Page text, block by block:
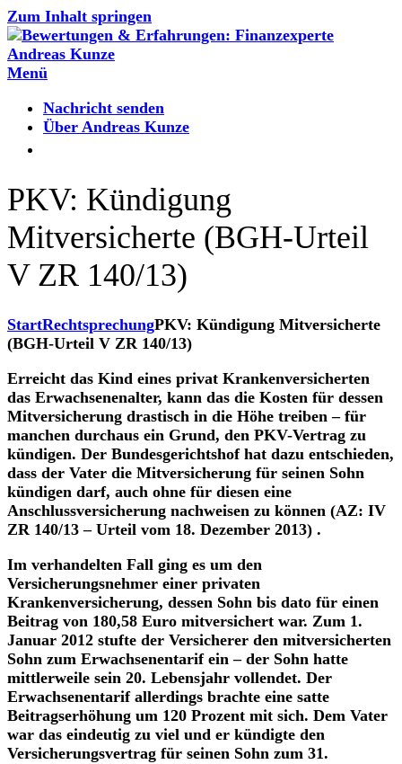
Zum Inhalt springen
Menü
Nachricht senden
Über Andreas Kunze
PKV: Kündigung
Mitversicherte (BGH-Urteil
V ZR 140/13)
StartRechtsprechungPKV: Kündigung Mitversicherte
(BGH-Urteil V ZR 140/13)
Erreicht das Kind eines privat Krankenversicherten
das Erwachsenenalter, kann das die Kosten für dessen
Mitversicherung drastisch in die Höhe treiben – für
manchen durchaus ein Grund, den PKV-Vertrag zu
kündigen. Der Bundesgerichtshof hat dazu entschieden,
dass der Vater die Mitversicherung für seinen Sohn
kündigen darf, auch ohne für diesen eine
Anschlussversicherung nachweisen zu können (AZ: IV
ZR 140/13 – Urteil vom 18. Dezember 2013) .
Im verhandelten Fall ging es um den
Versicherungsnehmer einer privaten
Krankenversicherung, dessen Sohn bis dato für einen
Beitrag von 180,58 Euro mitversichert war. Zum 1.
Januar 2012 stufte der Versicherer den mitversicherten
Sohn zum Erwachsenentarif ein – der Sohn hatte
mittlerweile sein 20. Lebensjahr vollendet. Der
Erwachsenentarif allerdings brachte eine satte
Beitragserhöhung um 120 Prozent mit sich. Dem Vater
war das eindeutig zu viel und er kündigte den
Versicherungsvertrag für seinen Sohn zum 31.